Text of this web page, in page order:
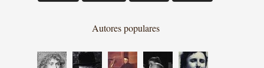
Autores populares